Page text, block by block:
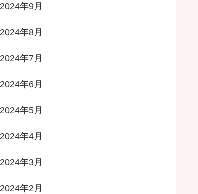
2024年9月
2024年8月
2024年7月
2024年6月
2024年5月
2024年4月
2024年3月
2024年2月